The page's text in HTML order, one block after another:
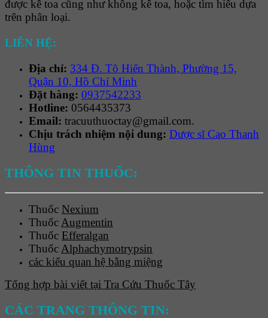
được kê toa cũng như không kê toa, hoặc tìm hiểu dựa
trên phân loại.
LIÊN HỆ:
Địa chỉ: 334 Đ. Tô Hiến Thành, Phường 15,
Quận 10, Hồ Chí Minh
Đặt hàng: 0937542233
Hotline: 0564435373
Email: tracuuthuoctay@gmail.com.
Chịu trách nhiệm nội dung: Dược sĩ Cao Thanh
Hùng
THÔNG TIN THUỐC:
Thuốc Nexium
Thuốc Augmentin
Thuốc Efferalgan
Thuốc Alphachymotrypsin
các kiểu quan hệ bằng miệng
Tổng hợp bài viết tại Tra Cứu Thuốc Tây
CÁC TRANG THÔNG TIN: